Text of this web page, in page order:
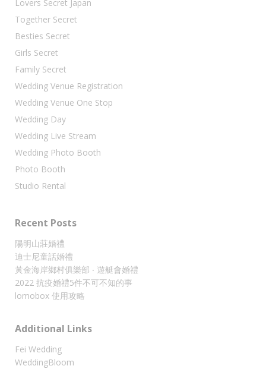
Lovers Secret Japan
Together Secret
Besties Secret
Girls Secret
Family Secret
Wedding Venue Registration
Wedding Venue One Stop
Wedding Day
Wedding Live Stream
Wedding Photo Booth
Photo Booth
Studio Rental
Recent Posts
陽明山莊婚禮
迪士尼童話婚禮
黃金海岸鄉村俱樂部 ‧ 遊艇會婚禮
2022 抗疫婚禮5件不可不知的事
lomobox 使用攻略
Additional Links
Fei Wedding
WeddingBloom